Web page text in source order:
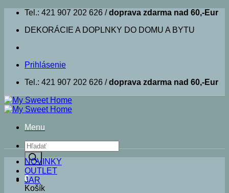
Skip
content
Tel.: 421 907 202 626 /doprava zdarma nad 60,-Eur
DEKORÁCIE A DOPLNKY DO DOMU A BYTU
Prihlásenie
Tel.: 421 907 202 626 /doprava zdarma nad 60,-Eur
Menu
Products
search
0
Košík
NOVINKY
OUTLET
JAR